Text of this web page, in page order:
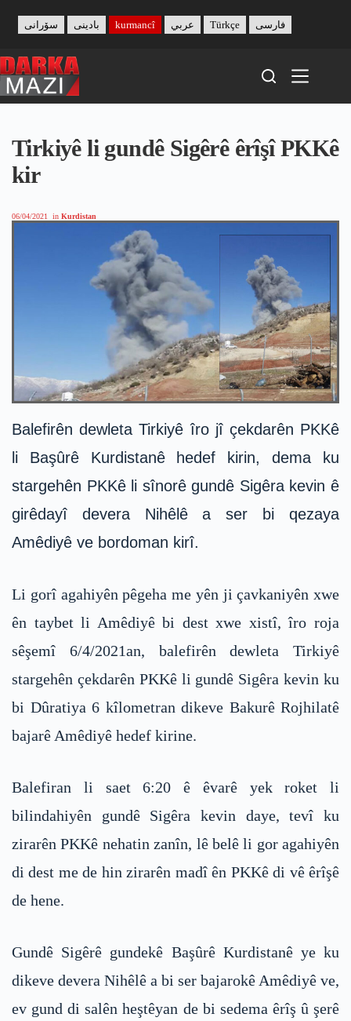
content
بادینی سۆرانی kurmancî عربي Türkçe فارسی
Tirkiyê li gundê Sigêrê êrîşî PKKê
kir
06/04/2021 in Kurdistan
Balefirên dewleta Tirkiyê îro jî çekdarên PKKê
li Başûrê Kurdistanê hedef kirin, dema ku
stargehên PKKê li sînorê gundê Sigêra kevin ê
girêdayî devera Nihêlê a ser bi qezaya
Amêdiyê ve bordoman kirî.
Li gorî agahiyên pêgeha me yên ji çavkaniyên xwe
ên taybet li Amêdiyê bi dest xwe xistî, îro roja
sêşemî 6/4/2021an, balefirên dewleta Tirkiyê
stargehên çekdarên PKKê li gundê Sigêra kevin ku
bi Dûratiya 6 kîlometran dikeve Bakurê Rojhilatê
bajarê Amêdiyê hedef kirine.
Balefiran li saet 6:20 ê êvarê yek roket li
bilindahiyên gundê Sigêra kevin daye, tevî ku
zirarên PKKê nehatin zanîn, lê belê li gor agahiyên
di dest me de hin zirarên madî ên PKKê di vê êrîşê
de hene.
Gundê Sigêrê gundekê Başûrê Kurdistanê ye ku
dikeve devera Nihêlê a bi ser bajarokê Amêdiyê ve,
ev gund di salên heştêyan de bi sedema êrîş û şerê